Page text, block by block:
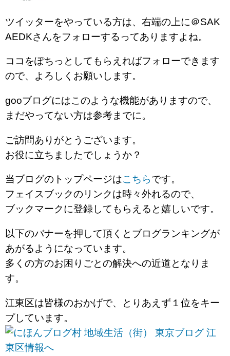
ツイッターをやっている方は、右端の上に＠SAK
AEDKさんをフォローするってありますよね。
ココをぽちっとしてもらえればフォローできます
ので、よろしくお願いします。
gooブログにはこのような機能がありますので、
まだやってない方は参考までに。
ご訪問ありがとうございます。
お役に立ちましたでしょうか？
当ブログのトップページはこちらです。
フェイスブックのリンクは時々外れるので、
ブックマークに登録してもらえると嬉しいです。
以下のバナーを押して頂くとブログランキングが
あがるようになっています。
多くの方のお困りごとの解決への近道となりま
す。
江東区は皆様のおかげで、とりあえず１位をキー
プしています。